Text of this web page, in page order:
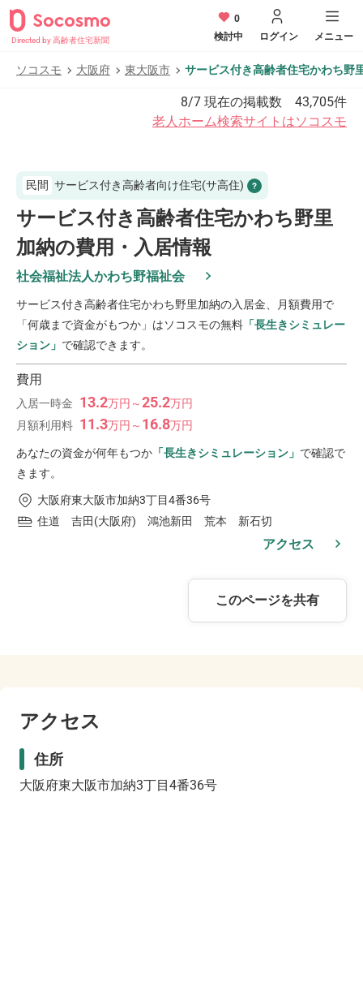
Directed by 高齢者住宅新聞
0
検討中
ログイン メニュー
ソコスモ 大阪府 東大阪市 サービス付き高齢者住宅かわち野
8/7 現在の掲載数 43,705件
老人ホーム検索サイトはソコスモ
民間 サービス付き高齢者向け住宅(サ高住)
サービス付き高齢者住宅かわち野里
加納の費用・入居情報
社会福祉法人かわち野福祉会
サービス付き高齢者住宅かわち野里加納の入居金、月額費用で
「何歳まで資金がもつか」はソコスモの無料 「長生きシミュレー
ション」 で確認できます。
費用
入居一時金 13.2万円 ～25.2万円
月額利用料 11.3万円 ～ 16.8万円
あなたの資金が何年もつか 「長生きシミュレーション」 で確認で
きます。
大阪府東大阪市加納3丁目4番36号
住道 吉田(大阪府) 鴻池新田 荒本 新石切
アクセス
このページを共有
アクセス
住所
大阪府東大阪市加納3丁目4番36号